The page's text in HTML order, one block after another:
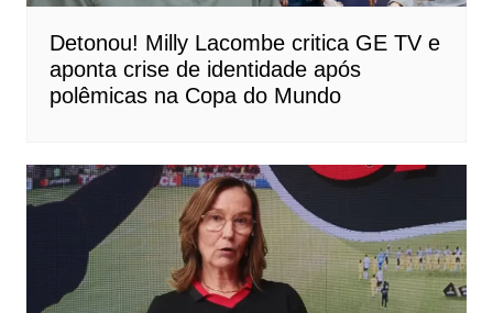
Detonou! Milly Lacombe critica GE TV e
aponta crise de identidade após
polêmicas na Copa do Mundo